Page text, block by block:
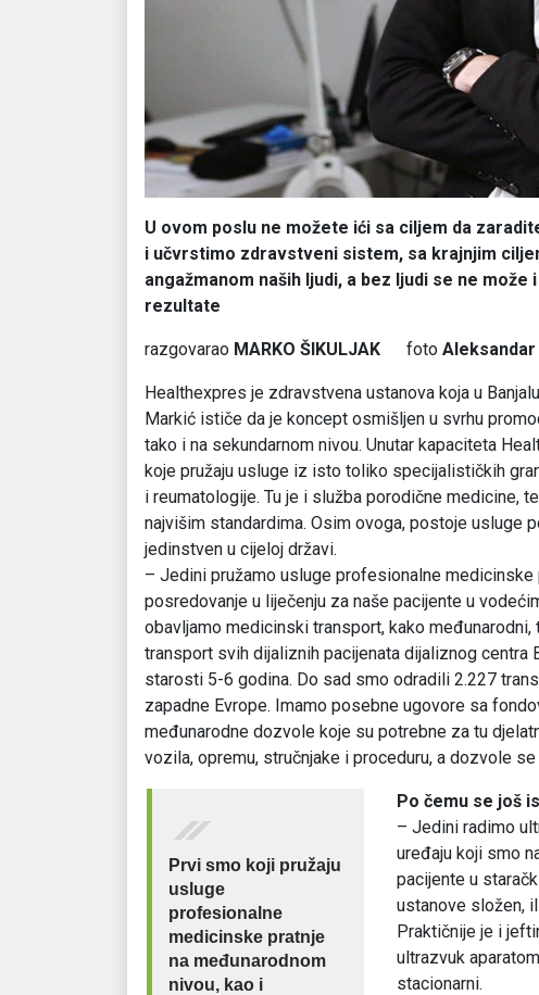
U ovom poslu ne možete ići sa ciljem da
i učvrstimo zdravstveni sistem, sa krajnjim
angažmanom naših ljudi, a bez ljudi se ne
rezultate
razgovarao MARKO ŠIKULJAK foto Aleksandar
Healthexpres je zdravstvena ustanova koja u
Markić ističe da je koncept osmišljen u svrhu
tako i na sekundarnom nivou. Unutar kapaciteta
koje pružaju usluge iz isto toliko specijalističkih
i reumatologije. Tu je i služba porodične medicine,
najvišim standardima. Osim ovoga, postoje usluge
jedinstven u cijeloj državi.
– Jedini pružamo usluge profesionalne medicinske
posredovanje u liječenju za naše pacijente u
obavljamo medicinski transport, kako
transport svih dijaliznih pacijenata dijaliznog
starosti 5-6 godina. Do sad smo odradili 2.227
zapadne Evrope. Imamo posebne ugovore sa
međunarodne dozvole koje su potrebne za tu
vozila, opremu, stručnjake i proceduru, a dozvole
Prvi smo koji pružaju
usluge
profesionalne
medicinske pratnje
na međunarodnom
nivou, kao i
Po čemu se još
– Jedini radimo
uređaju koji smo
pacijente u
ustanove složen,
Praktičnije je i
ultrazvuk
stacionarni.